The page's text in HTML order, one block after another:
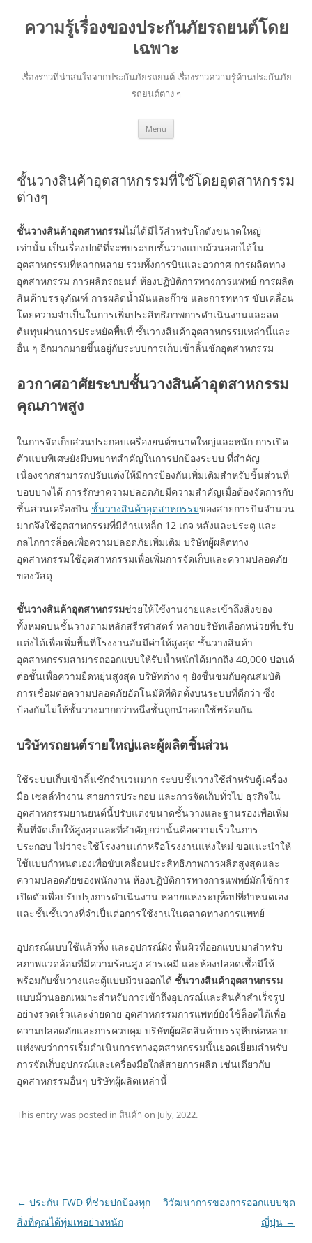
ความรู้เรื่องของประกันภัยรถยนต์โดย
เฉพาะ
เรื่องราวที่น่าสนใจจากประกันภัยรถยนต์ เรื่องราวความรู้ด้านประกันภัย
รถยนต์ต่าง ๆ
Menu
ชั้นวางสินค้าอุตสาหกรรมที่ใช้โดยอุตสาหกรรม
ต่างๆ
ชั้นวางสินค้าอุตสาหกรรมไม่ได้มีไว้สำหรับโกดังขนาดใหญ่
เท่านั้น เป็นเรื่องปกติที่จะพบระบบชั้นวางแบบม้วนออกได้ใน
อุตสาหกรรมที่หลากหลาย รวมทั้งการบินและอวกาศ การผลิตทาง
อุตสาหกรรม การผลิตรถยนต์ ห้องปฏิบัติการทางการแพทย์ การผลิต
สินค้าบรรจุภัณฑ์ การผลิตน้ำมันและก๊าซ และการทหาร ขับเคลื่อน
โดยความจำเป็นในการเพิ่มประสิทธิภาพการดำเนินงานและลด
ต้นทุนผ่านการประหยัดพื้นที่ ชั้นวางสินค้าอุตสาหกรรมเหล่านี้และ
อื่น ๆ อีกมากมายขึ้นอยู่กับระบบการเก็บเข้าลิ้นชักอุตสาหกรรม
อวกาศอาศัยระบบชั้นวางสินค้าอุตสาหกรรม
คุณภาพสูง
ในการจัดเก็บส่วนประกอบเครื่องยนต์ขนาดใหญ่และหนัก การเปิด
ตัวแบบพิเศษยังมีบทบาทสำคัญในการปกป้องระบบ ที่สำคัญ
เนื่องจากสามารถปรับแต่งให้มีการป้องกันเพิ่มเติมสำหรับชิ้นส่วนที่
บอบบางได้ การรักษาความปลอดภัยมีความสำคัญเมื่อต้องจัดการกับ
ชิ้นส่วนเครื่องบิน ชั้นวางสินค้าอุตสาหกรรมของสายการบินจำนวน
มากจึงใช้อุตสาหกรรมที่มีด้านเหล็ก 12 เกจ หลังและประตู และ
กลไกการล็อคเพื่อความปลอดภัยเพิ่มเติม บริษัทผู้ผลิตทาง
อุตสาหกรรมใช้อุตสาหกรรมเพื่อเพิ่มการจัดเก็บและความปลอดภัย
ของวัสดุ
ชั้นวางสินค้าอุตสาหกรรมช่วยให้ใช้งานง่ายและเข้าถึงสิ่งของ
ทั้งหมดบนชั้นวางตามหลักสรีรศาสตร์ หลายบริษัทเลือกหน่วยที่ปรับ
แต่งได้เพื่อเพิ่มพื้นที่โรงงานอันมีค่าให้สูงสุด ชั้นวางสินค้า
อุตสาหกรรมสามารถออกแบบให้รับน้ำหนักได้มากถึง 40,000 ปอนด์
ต่อชั้นเพื่อความยืดหยุ่นสูงสุด บริษัทต่าง ๆ ยังชื่นชมกับคุณสมบัติ
การเชื่อมต่อความปลอดภัยอัตโนมัติที่ติดตั้งบนระบบที่ดีกว่า ซึ่ง
ป้องกันไม่ให้ชั้นวางมากกว่าหนึ่งชั้นถูกนำออกใช้พร้อมกัน
บริษัทรถยนต์รายใหญ่และผู้ผลิตชิ้นส่วน
ใช้ระบบเก็บเข้าลิ้นชักจำนวนมาก ระบบชั้นวางใช้สำหรับตู้เครื่อง
มือ เซลล์ทำงาน สายการประกอบ และการจัดเก็บทั่วไป ธุรกิจใน
อุตสาหกรรมยานยนต์นี้ปรับแต่งขนาดชั้นวางและฐานรองเพื่อเพิ่ม
พื้นที่จัดเก็บให้สูงสุดและที่สำคัญกว่านั้นคือความเร็วในการ
ประกอบ ไม่ว่าจะใช้โรงงานเก่าหรือโรงงานแห่งใหม่ ขอแนะนำให้
ใช้แบบกำหนดเองเพื่อขับเคลื่อนประสิทธิภาพการผลิตสูงสุดและ
ความปลอดภัยของพนักงาน ห้องปฏิบัติการทางการแพทย์มักใช้การ
เปิดตัวเพื่อปรับปรุงการดำเนินงาน หลายแห่งระบุท็อปที่กำหนดเอง
และชั้นชั้นวางที่จำเป็นต่อการใช้งานในตลาดทางการแพทย์
อุปกรณ์แบบใช้แล้วทิ้ง และอุปกรณ์ฝัง พื้นผิวที่ออกแบบมาสำหรับ
สภาพแวดล้อมที่มีความร้อนสูง สารเคมี และห้องปลอดเชื้อมีให้
พร้อมกับชั้นวางและตู้แบบม้วนออกได้ ชั้นวางสินค้าอุตสาหกรรม
แบบม้วนออกเหมาะสำหรับการเข้าถึงอุปกรณ์และสินค้าสำเร็จรูป
อย่างรวดเร็วและง่ายดาย อุตสาหกรรมการแพทย์ยังใช้ล็อคได้เพื่อ
ความปลอดภัยและการควบคุม บริษัทผู้ผลิตสินค้าบรรจุหีบห่อหลาย
แห่งพบว่าการเริ่มดำเนินการทางอุตสาหกรรมนั้นยอดเยี่ยมสำหรับ
การจัดเก็บอุปกรณ์และเครื่องมือใกล้สายการผลิต เช่นเดียวกับ
อุตสาหกรรมอื่นๆ บริษัทผู้ผลิตเหล่านี้
This entry was posted in สินค้า on July, 2022.
Post
navigation
← ประกัน FWD ที่ช่วยปกป้องทุก
สิ่งที่คุณได้ทุ่มเทอย่างหนัก
วิวัฒนาการของการออกแบบชุด
ญี่ปุ่น →